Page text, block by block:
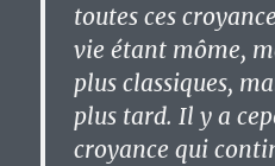
toutes ces
vie étant môme,
plus classiques,
plus tard. Il y a
croyance qui